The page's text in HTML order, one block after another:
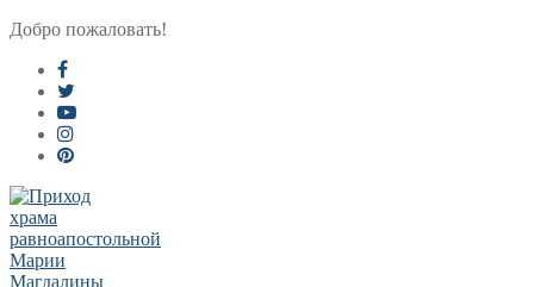
Перейти
содержимому
Меню
Закрыть
Добро пожаловать!